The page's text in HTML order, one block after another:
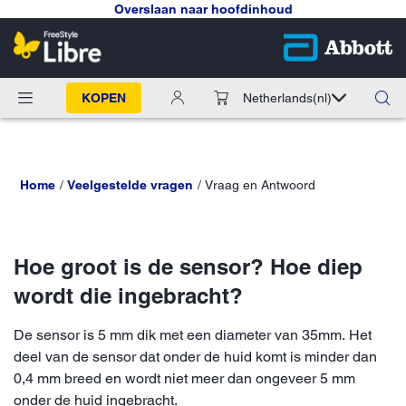
Overslaan naar hoofdinhoud
KOPEN Netherlands(nl)
Home Veelgestelde vragen Vraag en Antwoord
Hoe groot is de sensor? Hoe diep
wordt die ingebracht?
De sensor is 5 mm dik met een diameter van 35mm. Het
deel van de sensor dat onder de huid komt is minder dan
0,4 mm breed en wordt niet meer dan ongeveer 5 mm
onder de huid ingebracht.